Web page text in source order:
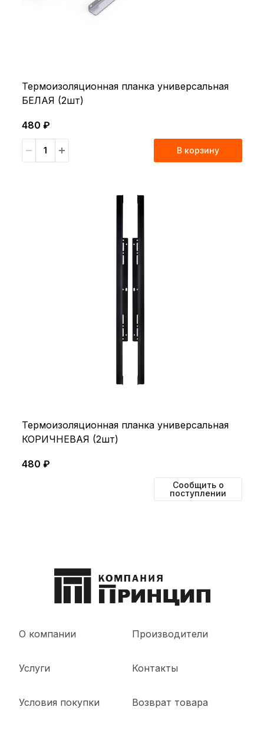
Термоизоляционная планка универсальная
БЕЛАЯ (2шт)
480 ₽
В корзину
Термоизоляционная планка универсальная
КОРИЧНЕВАЯ (2шт)
480 ₽
Сообщить о
поступлении
О компании
Услуги
Условия покупки
Производители
Контакты
Возврат товара